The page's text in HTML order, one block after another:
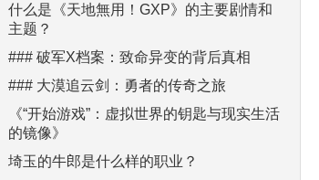
什么是《天地無用！GXP》的主要剧情和
主题？
### 破军X档案：致命异变的背后真相
### 大漠追云剑：勇者的传奇之旅
《“开始游戏”：虚拟世界的钥匙与现实生活
的镜像》
埼玉的牛郎是什么样的职业？